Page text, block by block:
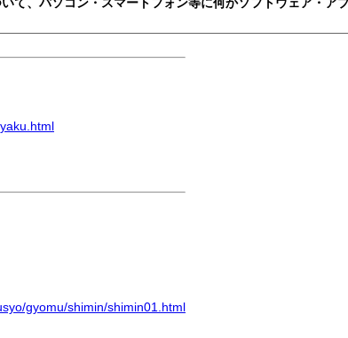
、パソコン・スマートフォン等に何かソフトウェア・ア
gyomu/shimin/shimin01.html